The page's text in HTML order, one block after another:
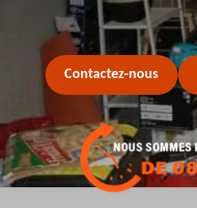
Contactez-nous